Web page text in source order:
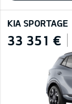
KIA SPORTAGE
33 351 €